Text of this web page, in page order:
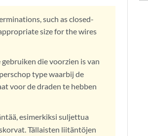
such as closed-
size for the wires
die voorzien is van
type waarbij de
voor de draden te hebben
esimerkiksi suljettua
Tällaisten liitäntöjen